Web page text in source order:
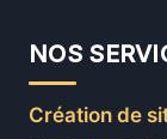
NOS
Création de